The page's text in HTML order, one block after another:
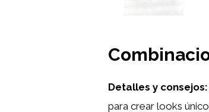
Detalles y consejos:
para crear looks